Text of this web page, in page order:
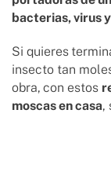
bacterias, virus
Si quieres
insecto tan
obra, con estos
moscas en casa,